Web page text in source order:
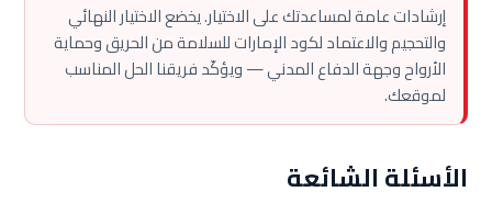
إرشادات عامة لمساعدتك على الاختيار. يخضع الاختيار النهائي
والتحجيم والاعتماد لكود الإمارات للسلامة من الحريق وحماية
الأرواح وجهة الدفاع المدني — ويؤكّد فريقنا الحل المناسب
لموقعك.
الأسئلة الشائعة